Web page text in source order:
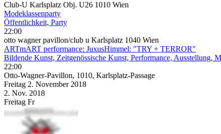
Club-U Karlsplatz Obj. U26 1010 Wien
Modeklassenparty
Öffentlichkeit, Party
22:00
otto wagner pavillon/club u Karlsplatz 1040 Wien
ARTmART performance: JuxusHimmel: "TRY + TERROR"
Bildende Kunst, Zeitgenössische Kunst, Performance, Ausstellung,
22:00
Otto-Wagner-Pavillon, 1010, Karlsplatz-Passage
Freitag 2. November 2018
2. Nov. 2018
Freitag Fr